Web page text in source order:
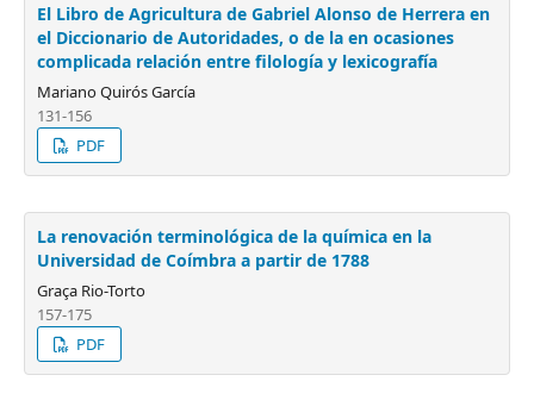
El Libro de Agricultura de Gabriel Alonso de Herrera en
el Diccionario de Autoridades, o de la en ocasiones
complicada relación entre filología y lexicografía
Mariano Quirós García
131-156
PDF
La renovación terminológica de la química en la
Universidad de Coímbra a partir de 1788
Graça Rio-Torto
157-175
PDF